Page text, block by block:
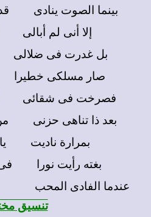
بينما الصوت ينادى
إلا أنى لم أبالى
بل غدرت فى ضلالى
صار مسلكى
فصرخت فى شقائى
بعد ذا تناهى حزنى
بمرارة ناديت
بغته رأيت نورا
عندما الفادى
تنسيق